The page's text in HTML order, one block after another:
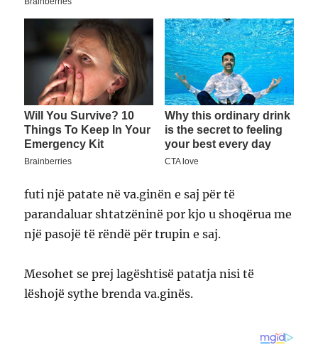
futi një patate në va.ginën e saj për të
parandaluar shtatzëninë por kjo u shoqërua me
një pasojë të rëndë për trupin e saj.
Mesohet se prej lagështisë patatja nisi të
lëshojë sythe brenda va.ginës.